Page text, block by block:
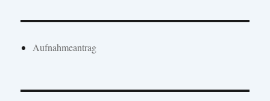
Aufnahmeantrag